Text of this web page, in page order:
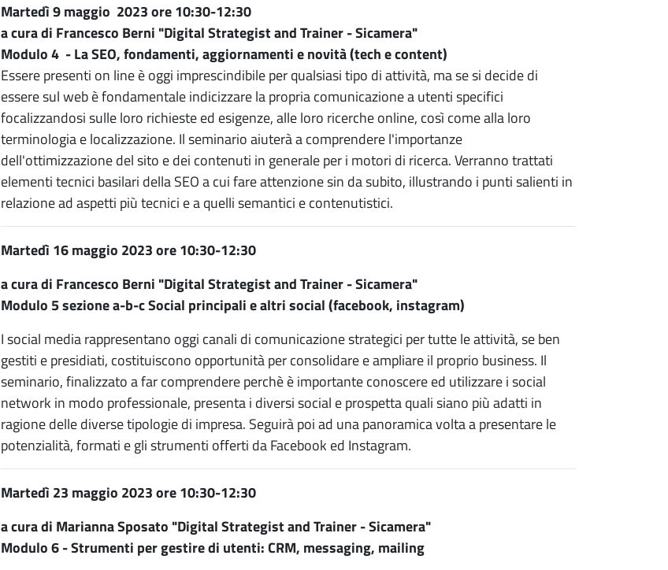
Martedì 9 maggio 2023 ore 10:30-12:30
a cura di Francesco Berni "Digital Strategist and Trainer - Sicamera"
Modulo 4 - La SEO, fondamenti, aggiornamenti e novità (tech e content)
Essere presenti on line è oggi imprescindibile per qualsiasi tipo di attività, ma se si decide di
essere sul web è fondamentale indicizzare la propria comunicazione a utenti specifici
focalizzandosi sulle loro richieste ed esigenze, alle loro ricerche online, così come alla loro
terminologia e localizzazione. Il seminario aiuterà a comprendere l'importanze
dell'ottimizzazione del sito e dei contenuti in generale per i motori di ricerca. Verranno trattati
elementi tecnici basilari della SEO a cui fare attenzione sin da subito, illustrando i punti salienti in
relazione ad aspetti più tecnici e a quelli semantici e contenutistici.
Martedì 16 maggio 2023 ore 10:30-12:30
a cura di Francesco Berni "Digital Strategist and Trainer - Sicamera"
Modulo 5 sezione a-b-c Social principali e altri social (facebook, instagram)
I social media rappresentano oggi canali di comunicazione strategici per tutte le attività, se ben
gestiti e presidiati, costituiscono opportunità per consolidare e ampliare il proprio business. Il
seminario, finalizzato a far comprendere perchè è importante conoscere ed utilizzare i social
network in modo professionale, presenta i diversi social e prospetta quali siano più adatti in
ragione delle diverse tipologie di impresa. Seguirà poi ad una panoramica volta a presentare le
potenzialità, formati e gli strumenti offerti da Facebook ed Instagram.
Martedì 23 maggio 2023 ore 10:30-12:30
a cura di Marianna Sposato "Digital Strategist and Trainer - Sicamera"
Modulo 6 - Strumenti per gestire di utenti: CRM, messaging, mailing